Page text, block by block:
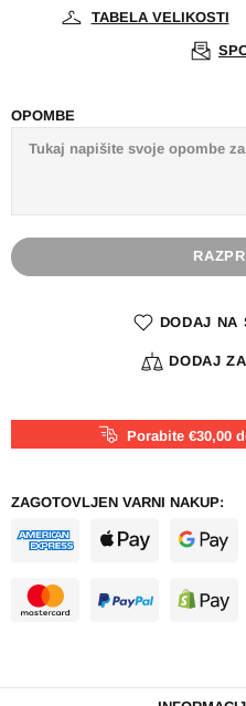
TABELA VELIKOSTI
OPOMBE
DODAJ NA
DODAJ
Porabite €30,00
ZAGOTOVLJEN VARNI NAKUP: